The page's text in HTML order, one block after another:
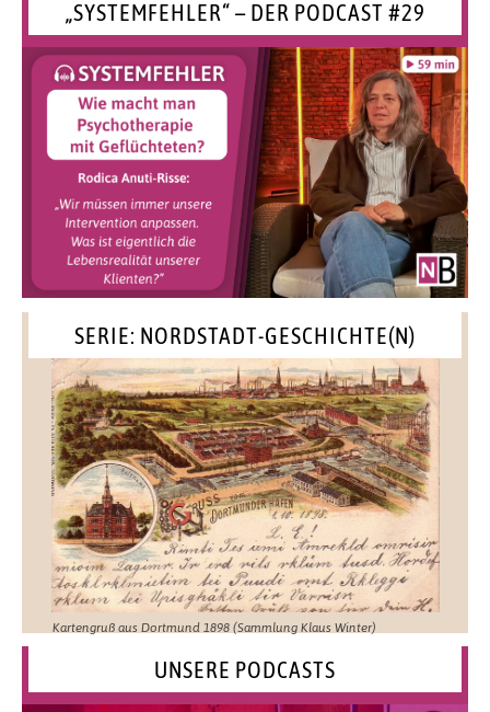
„SYSTEMFEHLER“ – DER PODCAST #29
SERIE: NORDSTADT-GESCHICHTE(N)
Kartengruß aus Dortmund 1898 (Sammlung Klaus Winter)
UNSERE PODCASTS